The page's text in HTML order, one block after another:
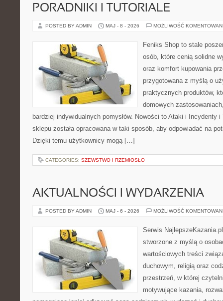
PORADNIKI I TUTORIALE
POSTED BY ADMIN MAJ - 8 - 2026 MOŻLIWOŚĆ
Feniks Shop to stale
osób, które cenią solidne
oraz komfort kupowania
przygotowana z myślą o
praktycznych produktów,
domowych
bardziej indywidualnych pomysłów. Nowości to Ataki i Incydenty
sklepu została opracowana w taki sposób, aby odpowiadać na
Dzięki temu użytkownicy mogą […]
CATEGORIES: SZEWSTWO I RZEMIOSŁO
AKTUALNOŚCI I WYDARZENIA
POSTED BY ADMIN MAJ - 6 - 2026 MOŻLIWOŚĆ
Serwis
stworzone z myślą o
wartościowych treści
duchowym, religią oraz
przestrzeń, w której
motywujące kazania,